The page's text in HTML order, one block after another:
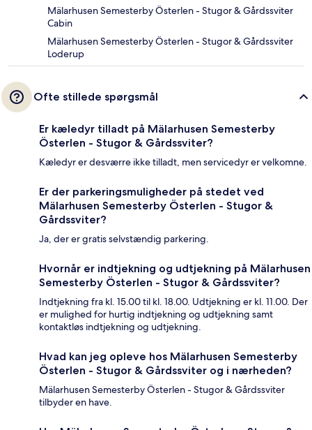
Mälarhusen Semesterby Österlen - Stugor & Gårdssviter
Cabin
Mälarhusen Semesterby Österlen - Stugor & Gårdssviter
Loderup
Ofte stillede spørgsmål
Er kæledyr tilladt på Mälarhusen Semesterby
Österlen - Stugor & Gårdssviter?
Kæledyr er desværre ikke tilladt, men servicedyr er velkomne.
Er der parkeringsmuligheder på stedet ved
Mälarhusen Semesterby Österlen - Stugor &
Gårdssviter?
Ja, der er gratis selvstændig parkering.
Hvornår er indtjekning og udtjekning på Mälarhusen
Semesterby Österlen - Stugor & Gårdssviter?
Indtjekning fra kl. 15.00 til kl. 18.00. Udtjekning er kl. 11.00. Der
er mulighed for hurtig indtjekning og udtjekning samt
kontaktløs indtjekning og udtjekning.
Hvad kan jeg opleve hos Mälarhusen Semesterby
Österlen - Stugor & Gårdssviter og i nærheden?
Mälarhusen Semesterby Österlen - Stugor & Gårdssviter
tilbyder en have.